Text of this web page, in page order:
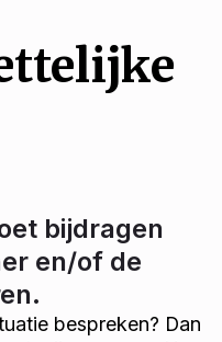
bijdragen
en/of de
bespreken? Dan